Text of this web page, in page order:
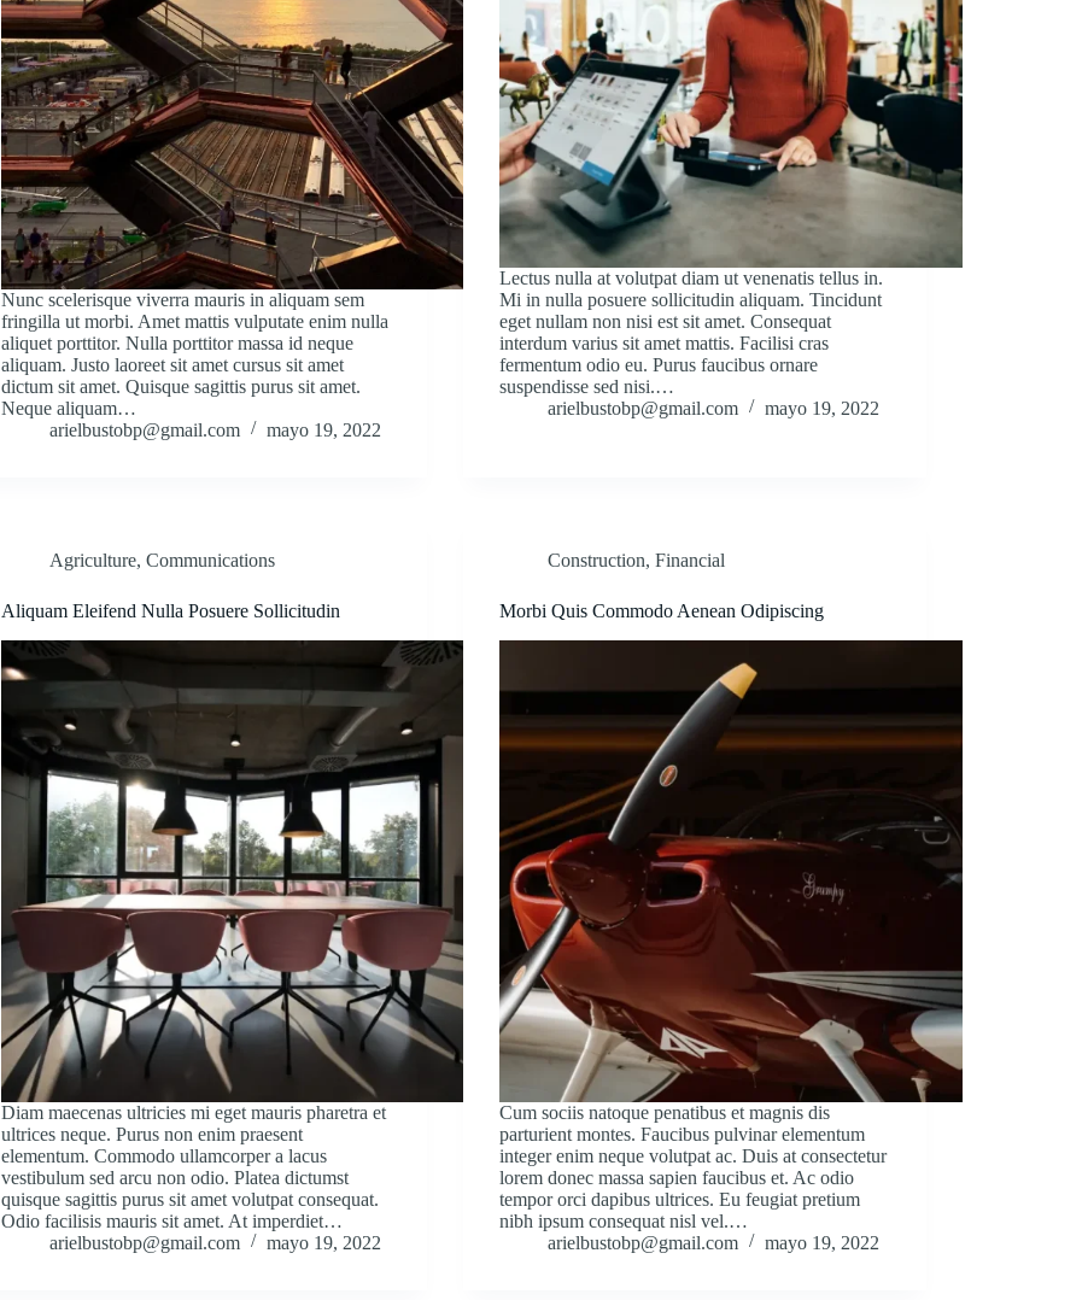
Nunc scelerisque viverra mauris in aliquam sem
fringilla ut morbi. Amet mattis vulputate enim nulla
aliquet porttitor. Nulla porttitor massa id neque
aliquam. Justo laoreet sit amet cursus sit amet
dictum sit amet. Quisque sagittis purus sit amet.
Neque aliquam…
arielbustobp@gmail.com
mayo 19, 2022
Lectus nulla at volutpat diam ut venenatis tellus in.
Mi in nulla posuere sollicitudin aliquam. Tincidunt
eget nullam non nisi est sit amet. Consequat
interdum varius sit amet mattis. Facilisi cras
fermentum odio eu. Purus faucibus ornare
suspendisse sed nisi.…
arielbustobp@gmail.com
mayo 19, 2022
Agriculture,Communications
Aliquam Eleifend Nulla Posuere Sollicitudin
Diam maecenas ultricies mi eget mauris pharetra et
ultrices neque. Purus non enim praesent
elementum. Commodo ullamcorper a lacus
vestibulum sed arcu non odio. Platea dictumst
quisque sagittis purus sit amet volutpat consequat.
Odio facilisis mauris sit amet. At imperdiet…
arielbustobp@gmail.com
mayo 19, 2022
Construction,Financial
Morbi Quis Commodo Aenean Odipiscing
Cum sociis natoque penatibus et magnis dis
parturient montes. Faucibus pulvinar elementum
integer enim neque volutpat ac. Duis at consectetur
lorem donec massa sapien faucibus et. Ac odio
tempor orci dapibus ultrices. Eu feugiat pretium
nibh ipsum consequat nisl vel.…
arielbustobp@gmail.com
mayo 19, 2022